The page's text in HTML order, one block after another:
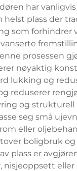
har
plass der
som
prosessen
nøyaktig
lukking og
og
seg små
eller
boligbruk
plass er
nisjeoppsett